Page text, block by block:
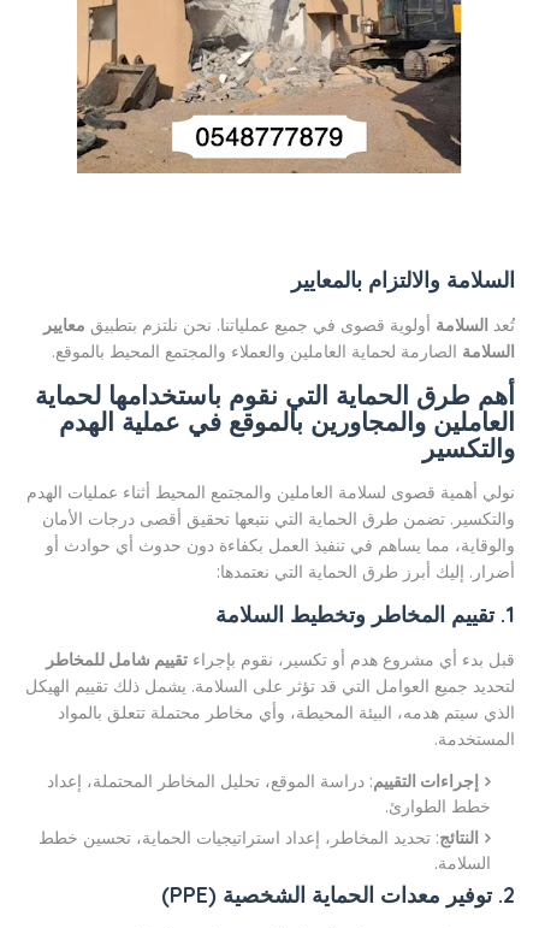
السلامة والالتزام بالمعايير
تُعد السلامة أولوية قصوى في جميع عملياتنا. نحن نلتزم بتطبيق معايير
السلامة الصارمة لحماية العاملين والعملاء والمجتمع المحيط بالموقع.
أهم طرق الحماية التي نقوم باستخدامها لحماية
العاملين والمجاورين بالموقع في عملية الهدم
والتكسير
نولي أهمية قصوى لسلامة العاملين والمجتمع المحيط أثناء عمليات الهدم
والتكسير. تضمن طرق الحماية التي نتبعها تحقيق أقصى درجات الأمان
والوقاية، مما يساهم في تنفيذ العمل بكفاءة دون حدوث أي حوادث أو
أضرار. إليك أبرز طرق الحماية التي نعتمدها:
1. تقييم المخاطر وتخطيط السلامة
قبل بدء أي مشروع هدم أو تكسير، نقوم بإجراء تقييم شامل للمخاطر
لتحديد جميع العوامل التي قد تؤثر على السلامة. يشمل ذلك تقييم الهيكل
الذي سيتم هدمه، البيئة المحيطة، وأي مخاطر محتملة تتعلق بالمواد
المستخدمة.
إجراءات التقييم: دراسة الموقع، تحليل المخاطر المحتملة، إعداد
خطط الطوارئ.
النتائج: تحديد المخاطر، إعداد استراتيجيات الحماية، تحسين خطط
السلامة.
2. توفير معدات الحماية الشخصية (PPE)